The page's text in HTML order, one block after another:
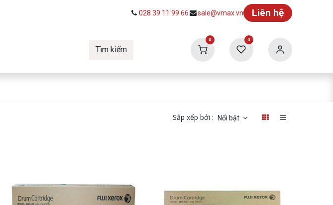
028 39 11 99 66 sale@vmax.vn Liên hệ
Tìm kiếm
0 0
Sắp xếp bởi : Nổi bật